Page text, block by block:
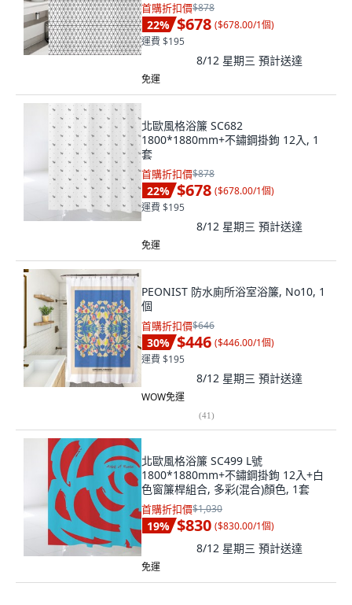
首購折扣價$878
22% $678 ($678.00/1個)
運費 $195
8/12 星期三 預計送達
免運
北歐風格浴簾 SC682
1800*1880mm+不鏽鋼掛鉤 12入, 1
套
首購折扣價$878
22% $678 ($678.00/1個)
運費 $195
8/12 星期三 預計送達
免運
PEONIST 防水廁所浴室浴簾, No10, 1
個
首購折扣價$646
30% $446 ($446.00/1個)
運費 $195
8/12 星期三 預計送達
WOW免運
(41)
北歐風格浴簾 SC499 L號
1800*1880mm+不鏽鋼掛鉤 12入+白
色窗簾桿組合, 多彩(混合)顏色, 1套
首購折扣價$1,030
19% $830 ($830.00/1個)
8/12 星期三 預計送達
免運